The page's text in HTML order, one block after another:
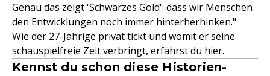
Genau das zeigt 'Schwarzes Gold': dass wir Menschen
den Entwicklungen noch immer hinterherhinken."
Wie der 27-Jährige privat tickt und womit er seine
schauspielfreie Zeit verbringt, erfährst du hier.
Kennst du schon diese Historien-